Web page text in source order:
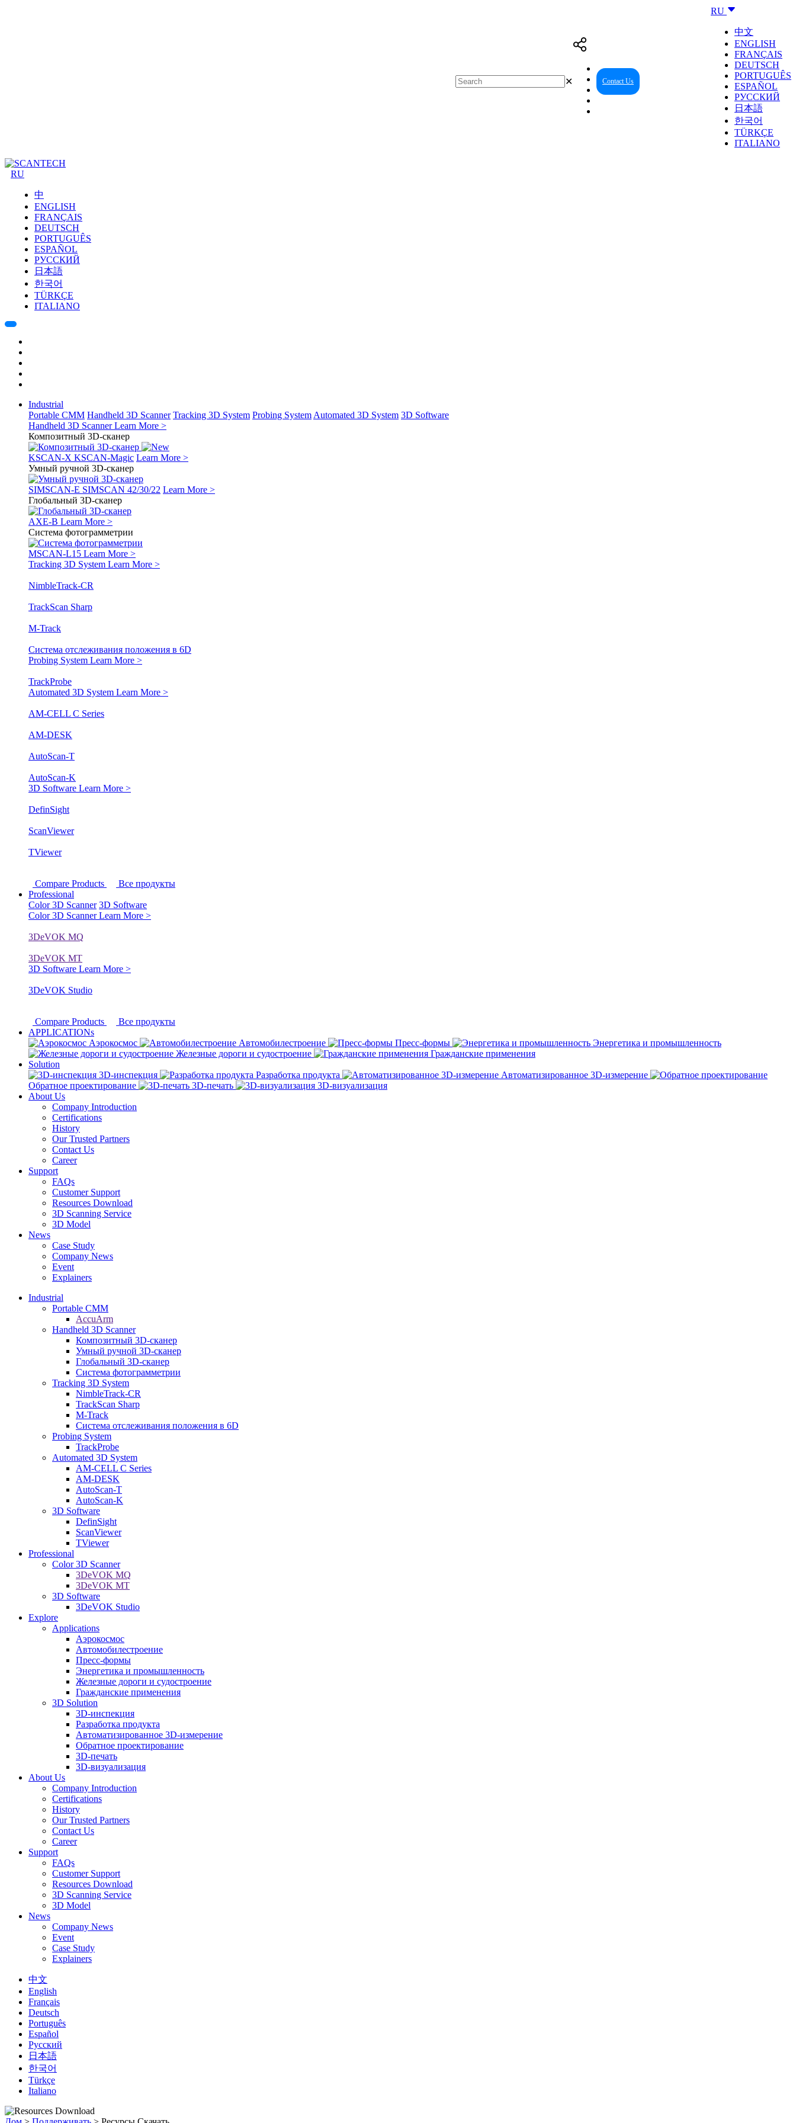
RU
中文
ENGLISH
FRANÇAIS
DEUTSCH
PORTUGUÊS
ESPAÑOL
РУССКИЙ
日本語
한국어
TÜRKÇE
ITALIANO
Contact Us
✕
RU
中
ENGLISH
FRANÇAIS
DEUTSCH
PORTUGUÊS
ESPAÑOL
РУССКИЙ
日本語
한국어
TÜRKÇE
ITALIANO
Industrial
Portable CMM Handheld 3D Scanner Tracking 3D System Probing System Automated 3D System 3D Software
Handheld 3D ScannerLearn More >
Композитный 3D-сканер
KSCAN-X KSCAN-Magic Learn More >
Умный ручной 3D-сканер
SIMSCAN-E SIMSCAN 42/30/22 Learn More >
Глобальный 3D-сканер
AXE-B Learn More >
Система фотограмметрии
MSCAN-L15 Learn More >
Tracking 3D System Learn More >
NimbleTrack-CR
TrackScan Sharp
M-Track
Система отслеживания положения в 6D
Probing System Learn More >
TrackProbe
Automated 3D System Learn More >
AM-CELL C Series
AM-DESK
AutoScan-T
AutoScan-K
3D Software Learn More >
DefinSight
ScanViewer
TViewer
Compare Products
Все продукты
Professional
Color 3D Scanner 3D Software
Color 3D ScannerLearn More >
3DeVOK MQ
3DeVOK MT
3D Software Learn More >
3DeVOK Studio
Compare Products
Все продукты
APPLICATIONs
Аэрокосмос
Автомобилестроение Пресс-формы
Энергетика и промышленность
Железные дороги и судостроение
Гражданские применения
Solution
3D-инспекция
Разработка продукта
Автоматизированное 3D-измерение
Обратное проектирование
3D-печать
3D-визуализация
About Us
Company Introduction
Certifications
History
Our Trusted Partners
Contact Us
Career
Support
FAQs
Customer Support
Resources Download
3D Scanning Service
3D Model
News
Case Study
Company News
Event
Explainers
Industrial
Portable CMM
AccuArm
Handheld 3D Scanner
Композитный 3D-сканер
Умный ручной 3D-сканер
Глобальный 3D-сканер
Система фотограмметрии
Tracking 3D System
NimbleTrack-CR
TrackScan Sharp
M-Track
Система отслеживания положения в 6D
Probing System
TrackProbe
Automated 3D System
AM-CELL C Series
AM-DESK
AutoScan-T
AutoScan-K
3D Software
DefinSight
ScanViewer
TViewer
Professional
Color 3D Scanner
3DeVOK MQ
3DeVOK MT
3D Software
3DeVOK Studio
Explore
Applications
Аэрокосмос
Автомобилестроение
Пресс-формы
Энергетика и промышленность
Железные дороги и судостроение
Гражданские применения
3D Solution
3D-инспекция
Разработка продукта
Автоматизированное 3D-измерение
Обратное проектирование
3D-печать
3D-визуализация
About Us
Company Introduction
Certifications
History
Our Trusted Partners
Contact Us
Career
Support
FAQs
Customer Support
Resources Download
3D Scanning Service
3D Model
News
Company News
Event
Case Study
Explainers
中文
English
Français
Deutsch
Português
Español
Русский
日本語
한국어
Türkçe
Italiano